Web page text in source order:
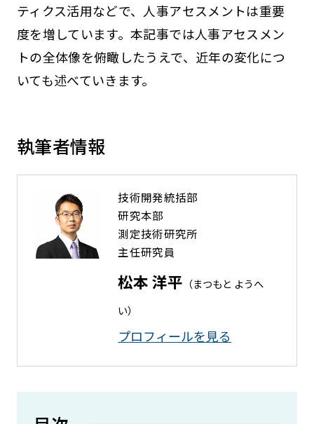
ティクス活用などで、人事アセスメントは重要
度を増しています。本記事では人事アセスメン
トの全体像を俯瞰したうえで、近年の変化につ
いても述べていきます。
執筆者情報
技術開発統括部
研究本部
測定技術研究所
主任研究員
松本 洋平 （まつもと ようへ
い）
プロフィールを⾒る